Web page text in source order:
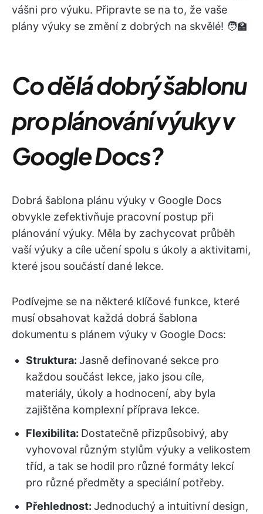
vášni pro výuku. Připravte se na to, že vaše
plány výuky se změní z dobrých na skvělé! 🧑‍🏫
Co dělá dobrý šablonu
pro plánování výuky v
Google Docs?
Dobrá šablona plánu výuky v Google Docs
obvykle zefektivňuje pracovní postup při
plánování výuky. Měla by zachycovat průběh
vaší výuky a cíle učení spolu s úkoly a aktivitami,
které jsou součástí dané lekce.
Podívejme se na některé klíčové funkce, které
musí obsahovat každá dobrá šablona
dokumentu s plánem výuky v Google Docs:
Struktura: Jasně definované sekce pro
každou součást lekce, jako jsou cíle,
materiály, úkoly a hodnocení, aby byla
zajištěna komplexní příprava lekce.
Flexibilita: Dostatečně přizpůsobivý, aby
vyhovoval různým stylům výuky a velikostem
tříd, a tak se hodil pro různé formáty lekcí
pro různé předměty a speciální potřeby.
Přehlednost: Jednoduchý a intuitivní design,